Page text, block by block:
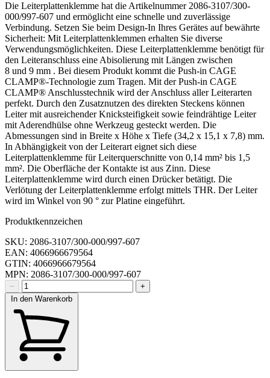
Die Leiterplattenklemme hat die Artikelnummer 2086-3107/300-
000/997-607 und ermöglicht eine schnelle und zuverlässige
Verbindung. Setzen Sie beim Design-In Ihres Gerätes auf bewährte
Sicherheit: Mit Leiterplattenklemmen erhalten Sie diverse
Verwendungsmöglichkeiten. Diese Leiterplattenklemme benötigt für
den Leiteranschluss eine Abisolierung mit Längen zwischen
8 und 9 mm . Bei diesem Produkt kommt die Push-in CAGE
CLAMP®-Technologie zum Tragen. Mit der Push-in CAGE
CLAMP® Anschlusstechnik wird der Anschluss aller Leiterarten
perfekt. Durch den Zusatznutzen des direkten Steckens können
Leiter mit ausreichender Knicksteifigkeit sowie feindrähtige Leiter
mit Aderendhülse ohne Werkzeug gesteckt werden. Die
Abmessungen sind in Breite x Höhe x Tiefe (34,2 x 15,1 x 7,8) mm.
In Abhängigkeit von der Leiterart eignet sich diese
Leiterplattenklemme für Leiterquerschnitte von 0,14 mm² bis 1,5
mm². Die Oberfläche der Kontakte ist aus Zinn. Diese
Leiterplattenklemme wird durch einen Drücker betätigt. Die
Verlötung der Leiterplattenklemme erfolgt mittels THR. Der Leiter
wird im Winkel von 90 ° zur Platine eingeführt.
Produktkennzeichen
SKU: 2086-3107/300-000/997-607
EAN: 4066966679564
GTIN: 4066966679564
MPN: 2086-3107/300-000/997-607
−
+
In den Warenkorb